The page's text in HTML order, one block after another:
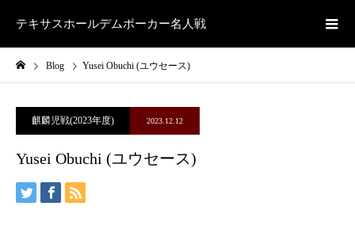
テキサスホールデムポーカー名人戦
Blog Yusei Obuchi (ユウセース)
麒麟児戦(2023年度) 2023.12.12
Yusei Obuchi (ユウセース)